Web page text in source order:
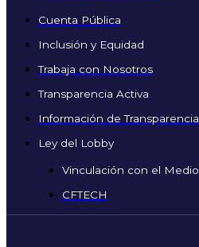
Cuenta Pública
Inclusión y Equidad
Trabaja con Nosotros
Transparencia Activa
Información de Transparencia
Ley del Lobby
Vinculación con el Medio
CFTECH